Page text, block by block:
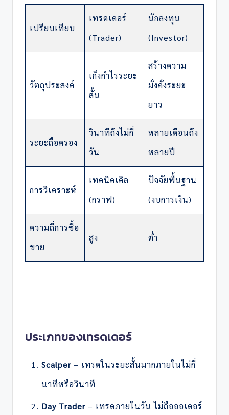
เปรียบเทียบ
เทรดเดอร์
(Trader)
นักลงทุน
(Investor)
วัตถุประสงค์
เก็งกำไรระยะ
สั้น
สร้างความ
มั่งคั่งระยะ
ยาว
ระยะถือครอง
วินาทีถึงไม่กี่
วัน
หลายเดือนถึง
หลายปี
การวิเคราะห์
เทคนิคเคิล
(กราฟ)
ปัจจัยพื้นฐาน
(งบการเงิน)
ความถี่การซื้อ
ขาย
สูง ต่ำ
ประเภทของเทรดเดอร์
Scalper – เทรดในระยะสั้นมากภายในไม่กี่
นาทีหรือวินาที
Day Trader – เทรดภายในวัน ไม่ถือออเดอร์